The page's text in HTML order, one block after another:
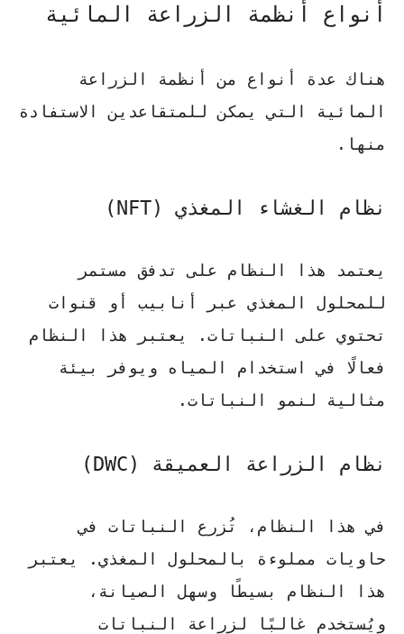
أنواع أنظمة الزراعة المائية
هناك عدة أنواع من أنظمة الزراعة
المائية التي يمكن للمتقاعدين الاستفادة
منها.
نظام الغشاء المغذي (NFT)
يعتمد هذا النظام على تدفق مستمر
للمحلول المغذي عبر أنابيب أو قنوات
تحتوي على النباتات. يعتبر هذا النظام
فعالًا في استخدام المياه ويوفر بيئة
مثالية لنمو النباتات.
نظام الزراعة العميقة (DWC)
في هذا النظام، تُزرع النباتات في
حاويات مملوءة بالمحلول المغذي. يعتبر
هذا النظام بسيطًا وسهل الصيانة،
ويُستخدم غالبًا لزراعة النباتات